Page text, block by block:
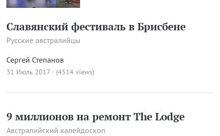
Славянский фестиваль в Брисбене
Русские австралийцы
Сергей Степанов
31 Июль 2017 · (4514 views)
9 миллионов на ремонт The Lodge
Австралийский калейдоскоп